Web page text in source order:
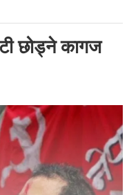
छोड्ने कागज